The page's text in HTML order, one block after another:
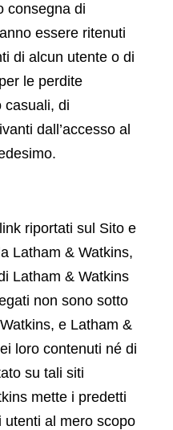
consegna di
essere ritenuti
di alcun utente o di
le perdite
casuali, di
dall’accesso al
riportati sul Sito e
Latham & Watkins,
Latham & Watkins
non sono sotto
e Latham &
loro contenuti né di
su tali siti
mette i predetti
utenti al mero scopo